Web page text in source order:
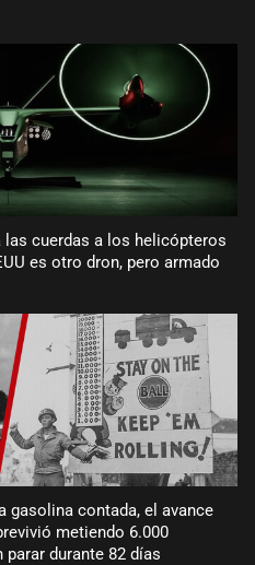
cuerdas a los helicópteros
es otro dron, pero armado
gasolina contada, el avance
metiendo 6.000
durante 82 días